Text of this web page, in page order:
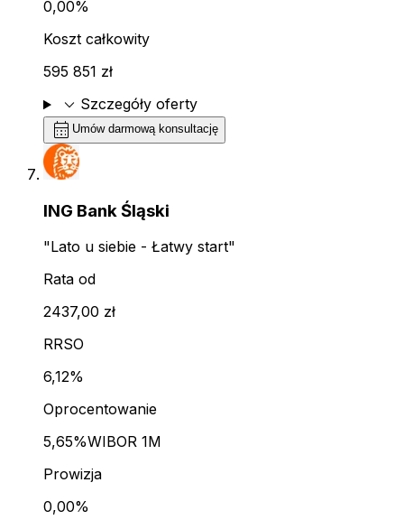
0,00%
Koszt całkowity
595 851 zł
expand_more Szczegóły oferty
calendar_month Umów darmową konsultację
ING Bank Śląski
"Lato u siebie - Łatwy start"
Rata od
2437,00 zł
RRSO
6,12%
Oprocentowanie
5,65%WIBOR 1M
Prowizja
0,00%